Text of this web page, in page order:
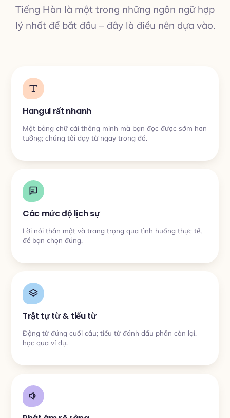
DỊCH THUẬT
Tiếng Hàn là một trong những ngôn ngữ hợp
lý nhất để bắt đầu – đây là điều nên dựa vào.
Hangul rất nhanh
Một bảng chữ cái thông minh mà bạn đọc được sớm hơn
tưởng; chúng tôi dạy từ ngay trong đó.
Các mức độ lịch sự
Lời nói thân mật và trang trọng qua tình huống thực tế,
để bạn chọn đúng.
Trật tự từ & tiểu từ
Động từ đứng cuối câu; tiểu từ đánh dấu phần còn lại,
học qua ví dụ.